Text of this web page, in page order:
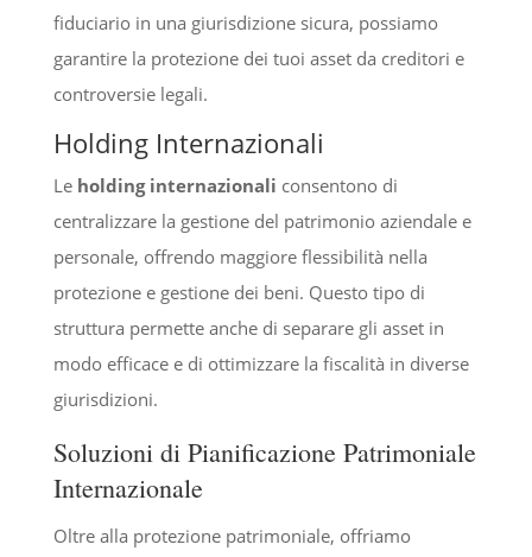
fiduciario in una giurisdizione sicura, possiamo
garantire la protezione dei tuoi asset da creditori e
controversie legali.
Holding Internazionali
Le holding internazionali consentono di
centralizzare la gestione del patrimonio aziendale e
personale, offrendo maggiore flessibilità nella
protezione e gestione dei beni. Questo tipo di
struttura permette anche di separare gli asset in
modo efficace e di ottimizzare la fiscalità in diverse
giurisdizioni.
Soluzioni di Pianificazione Patrimoniale
Internazionale
Oltre alla protezione patrimoniale, offriamo